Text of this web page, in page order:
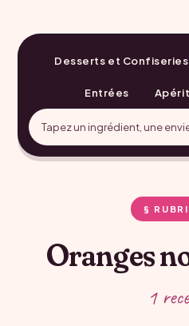
Desserts et Confiseries
Entrées
§
Oranges
1